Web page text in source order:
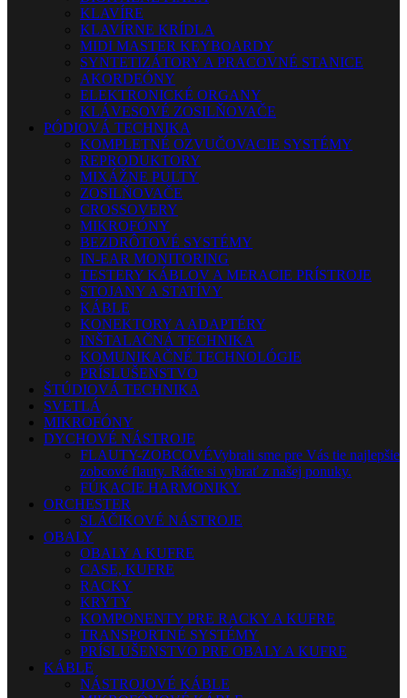
KLAVÍRE
KLAVÍRNE KRÍDLA
MIDI MASTER KEYBOARDY
SYNTETIZÁTORY A PRACOVNÉ STANICE
AKORDEÓNY
ELEKTRONICKÉ ORGANY
KLÁVESOVÉ ZOSILŇOVAČE
PÓDIOVÁ TECHNIKA
KOMPLETNÉ OZVUČOVACIE SYSTÉMY
REPRODUKTORY
MIXÁŽNE PULTY
ZOSILŇOVAČE
CROSSOVERY
MIKROFÓNY
BEZDRÔTOVÉ SYSTÉMY
IN-EAR MONITORING
TESTERY KÁBLOV A MERACIE PRÍSTROJE
STOJANY A STATÍVY
KÁBLE
KONEKTORY A ADAPTÉRY
INŠTALAČNÁ TECHNIKA
KOMUNIKAČNÉ TECHNOLÓGIE
PRÍSLUŠENSTVO
ŠTÚDIOVÁ TECHNIKA
SVETLÁ
MIKROFÓNY
DYCHOVÉ NÁSTROJE
FLAUTY-ZOBCOVÉVybrali sme pre Vás tie najlepšie
zobcové flauty. Ráčte si vybrať z našej ponuky.
FÚKACIE HARMONIKY
ORCHESTER
SLÁČIKOVÉ NÁSTROJE
OBALY
OBALY A KUFRE
CASE, KUFRE
RACKY
KRYTY
KOMPONENTY PRE RACKY A KUFRE
TRANSPORTNÉ SYSTÉMY
PRÍSLUŠENSTVO PRE OBALY A KUFRE
KÁBLE
NÁSTROJOVÉ KÁBLE